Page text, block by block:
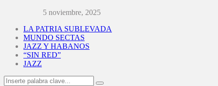
5 noviembre, 2025
LA PATRIA SUBLEVADA
MUNDO SECTAS
JAZZ Y HABANOS
“SIN RED”
JAZZ
Search